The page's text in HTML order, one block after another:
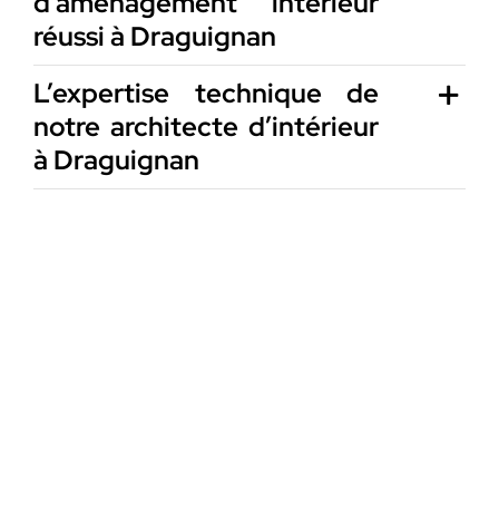
réussi à Draguignan
L’expertise technique de
notre architecte d’intérieur
à Draguignan